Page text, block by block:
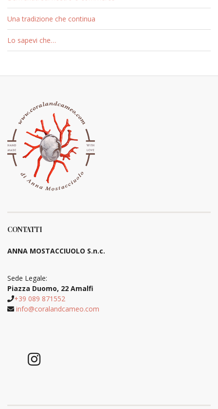
Una tradizione che continua
Lo sapevi che…
CONTATTI
ANNA MOSTACCIUOLO S.n.c.
Sede Legale:
Piazza Duomo, 22 Amalfi
+39 089 871552
info@coralandcameo.com